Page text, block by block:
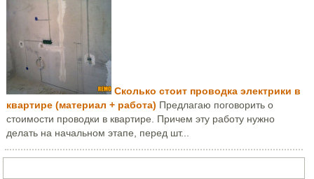
Сколько стоит проводка электрики в
квартире (материал + работа) Предлагаю поговорить о
стоимости проводки в квартире. Причем эту работу нужно
делать на начальном этапе, перед шт...